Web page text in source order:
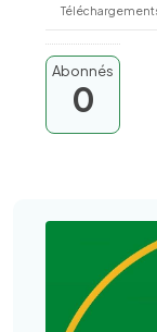
Abonnés
0